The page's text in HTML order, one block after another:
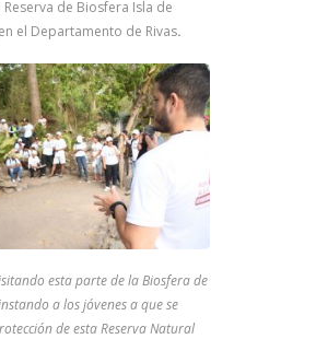
Reserva de Biosfera Isla de
el Departamento de Rivas.
esta parte de la Biosfera de
a los jóvenes a que se
de esta Reserva Natural